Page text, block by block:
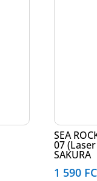
SEA
07
SAKURA
1 590